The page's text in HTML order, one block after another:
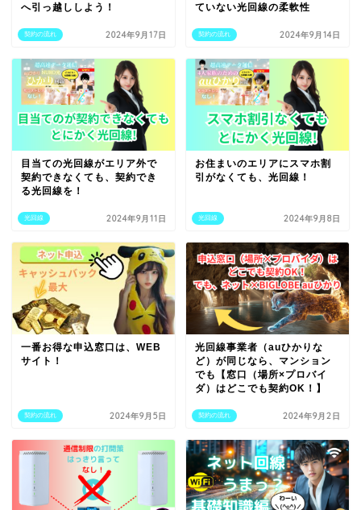
契約の流れ
へ引っ越ししよう！
2024年9月17日 契約の流れ
ていない光回線の柔軟性
2024年9月14日
光回線
目当ての光回線がエリア外で
契約できなくても、契約でき
る光回線を！
2024年9月11日 光回線
お住まいのエリアにスマホ割
引がなくても、光回線！
2024年9月8日
契約の流れ
一番お得な申込窓口は、WEB
サイト！
2024年9月5日 契約の流れ
光回線事業者（auひかりな
ど）が同じなら、マンション
でも【窓口（場所×プロバイ
ダ）はどこでも契約OK！】
2024年9月2日